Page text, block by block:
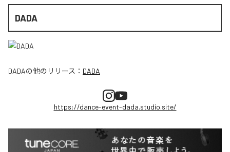
DADA
DADAの他のリリース： DADA
https://dance-event-dada.studio.site/